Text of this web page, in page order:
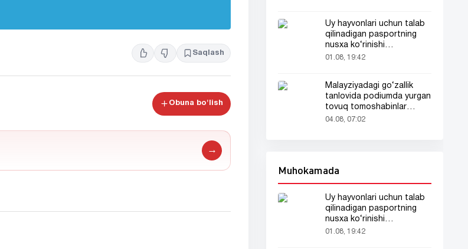
Saqlash
Obuna bo'lish
→
Uy hayvonlari uchun talab
qilinadigan pasportning
nusxa ko‘rinishi
tarmoqlarda tarqaldi
01.08, 19:42
Malayziyadagi go‘zallik
tanlovida podiumda yurgan
tovuq tomoshabinlar
e’tiborini tortdi
04.08, 07:02
Muhokamada
Uy hayvonlari uchun talab
qilinadigan pasportning
nusxa ko‘rinishi
tarmoqlarda tarqaldi
01.08, 19:42